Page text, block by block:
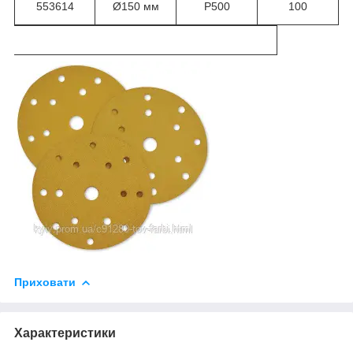
553614 Ø150 мм Р500 100
Приховати
Характеристики